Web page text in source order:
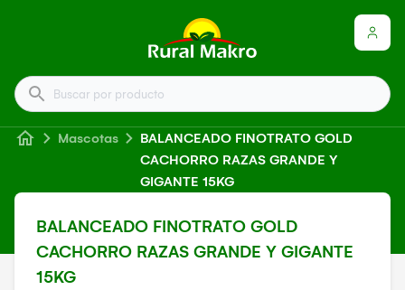
Buscar por producto
Mascotas
BALANCEADO FINOTRATO GOLD
CACHORRO RAZAS GRANDE Y
GIGANTE 15KG
BALANCEADO FINOTRATO GOLD
CACHORRO RAZAS GRANDE Y GIGANTE
15KG